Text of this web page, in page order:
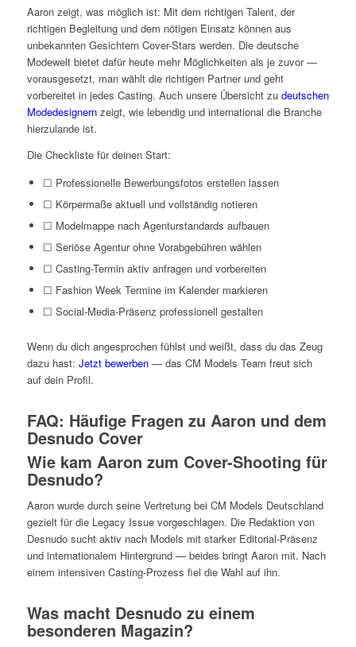
Aaron zeigt, was möglich ist: Mit dem richtigen Talent, der
richtigen Begleitung und dem nötigen Einsatz können aus
unbekannten Gesichtern Cover-Stars werden. Die deutsche
Modewelt bietet dafür heute mehr Möglichkeiten als je zuvor —
vorausgesetzt, man wählt die richtigen Partner und geht
vorbereitet in jedes Casting. Auch unsere Übersicht zu deutschen
Modedesignernzeigt, wie lebendig und international die Branche
hierzulande ist.
Die Checkliste für deinen Start:
☐ Professionelle Bewerbungsfotos erstellen lassen
☐ Körpermaße aktuell und vollständig notieren
☐ Modelmappe nach Agenturstandards aufbauen
☐ Seriöse Agentur ohne Vorabgebühren wählen
☐ Casting-Termin aktiv anfragen und vorbereiten
☐ Fashion Week Termine im Kalender markieren
☐ Social-Media-Präsenz professionell gestalten
Wenn du dich angesprochen fühlst und weißt, dass du das Zeug
dazu hast: Jetzt bewerben— das CM Models Team freut sich
auf dein Profil.
FAQ: Häufige Fragen zu Aaron und dem
Desnudo Cover
Wie kam Aaron zum Cover-Shooting für
Desnudo?
Aaron wurde durch seine Vertretung bei CM Models Deutschland
gezielt für die Legacy Issue vorgeschlagen. Die Redaktion von
Desnudo sucht aktiv nach Models mit starker Editorial-Präsenz
und internationalem Hintergrund — beides bringt Aaron mit. Nach
einem intensiven Casting-Prozess fiel die Wahl auf ihn.
Was macht Desnudo zu einem
besonderen Magazin?